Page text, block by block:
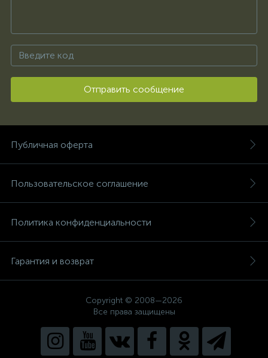
Отправить сообщение
Публичная оферта
Пользовательское соглашение
Политика конфиденциальности
Гарантия и возврат
Copyright © 2008—2026
Все права защищены